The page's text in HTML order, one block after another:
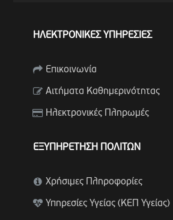
ΗΛΕΚΤΡΟΝΙΚΕΣ ΥΠΗΡΕΣΙΕΣ
Επικοινωνία
Αιτήματα Καθημερινότητας
Ηλεκτρονικές Πληρωμές
ΕΞΥΠΗΡΕΤΗΣΗ ΠΟΛΙΤΩΝ
Χρήσιμες Πληροφορίες
Υπηρεσίες Υγείας (ΚΕΠ Υγείας)